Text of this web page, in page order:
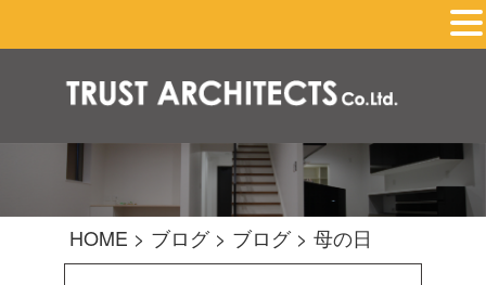
HOME > ブログ> ブログ> 母の日